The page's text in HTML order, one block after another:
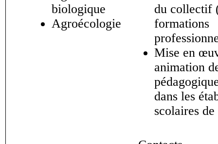
biologique
Agroécologie
du collectif
formations
Mise en
animation
dans les
scolaires